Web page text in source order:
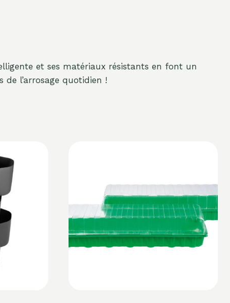
et ses matériaux résistants en font un
l’arrosage quotidien !